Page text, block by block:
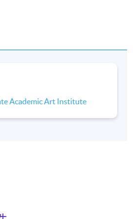
Academic Art Institute